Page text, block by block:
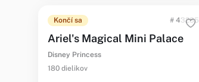
Končí sa # 43285
Ariel's Magical Mini Palace
Disney Princess
180 dielikov